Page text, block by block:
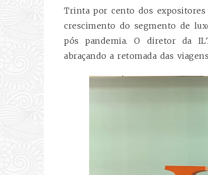
Trinta por cento dos
crescimento do segmento de
pós pandemia. O diretor da
abraçando a retomada das